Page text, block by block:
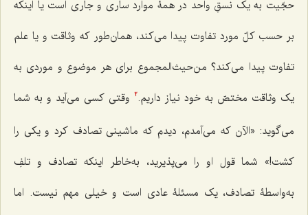
حجّیت به یک نسقِ واحد در همۀ موارد ساری و جاری است یا اینکه
بر حسب کلّ مورد تفاوت پیدا می‌کند، همان‌طور که وثاقت و یا علم
تفاوت پیدا می‌کند؟ من‌حیث‌المجموع برای هر موضوع و موردی به
یک وثاقت مختصّ به خود نیاز داریم.2
وقتی کسی می‌آید و به شما
می‌گوید: «الآن که می‌آمدم، دیدم که ماشینی تصادف کرد و یکی را
کشت!» شما قول او را می‌پذیرید، به‌خاطر اینکه تصادف و تلفِ
به‌واسطۀ تصادف، یک مسئلۀ عادی است و خیلی مهم نیست. اما